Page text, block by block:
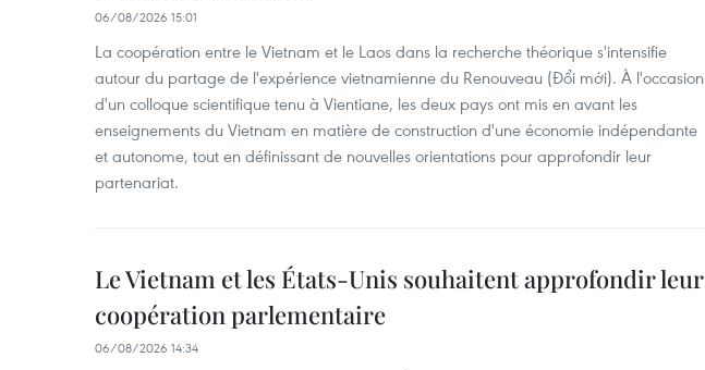
06/08/2026 15:01
La coopération entre le Vietnam et le Laos dans la recherche théorique s'intensifie
autour du partage de l'expérience vietnamienne du Renouveau (Đổi mới). À l'occasion
d'un colloque scientifique tenu à Vientiane, les deux pays ont mis en avant les
enseignements du Vietnam en matière de construction d'une économie indépendante
et autonome, tout en définissant de nouvelles orientations pour approfondir leur
partenariat.
Le Vietnam et les États-Unis souhaitent approfondir leur
coopération parlementaire
06/08/2026 14:34